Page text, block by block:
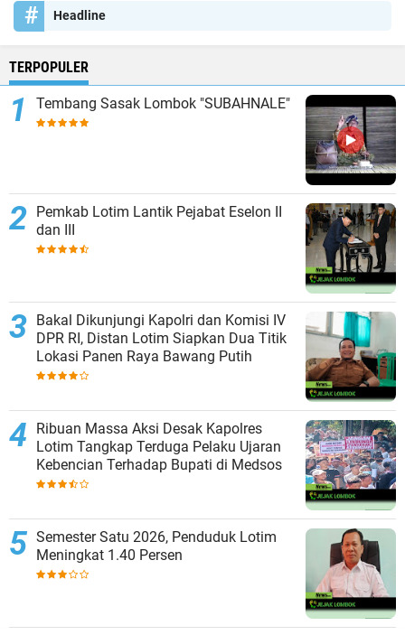
Headline
TERPOPULER
Tembang Sasak Lombok "SUBAHNALE"
Pemkab Lotim Lantik Pejabat Eselon II
dan III
Bakal Dikunjungi Kapolri dan Komisi IV
DPR RI, Distan Lotim Siapkan Dua Titik
Lokasi Panen Raya Bawang Putih
Ribuan Massa Aksi Desak Kapolres
Lotim Tangkap Terduga Pelaku Ujaran
Kebencian Terhadap Bupati di Medsos
Semester Satu 2026, Penduduk Lotim
Meningkat 1.40 Persen